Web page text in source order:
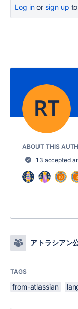
Log inor sign up
ABOUT THIS
13 accepted
アトラシアン
TAGS
from-atlassian